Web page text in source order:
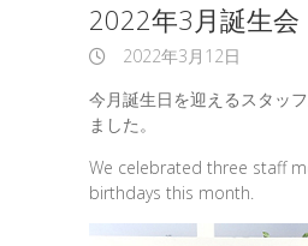
2022年3月誕生会
2022年3月12日
今月誕生日を迎えるスタッ
ました。
We celebrated three staff
birthdays this month.